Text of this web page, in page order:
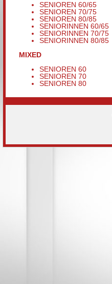
SENIOREN 60/65
SENIOREN 70/75
SENIOREN 80/85
SENIORINNEN 60/65
SENIORINNEN 70/75
SENIORINNEN 80/85
MIXED
SENIOREN 60
SENIOREN 70
SENIOREN 80